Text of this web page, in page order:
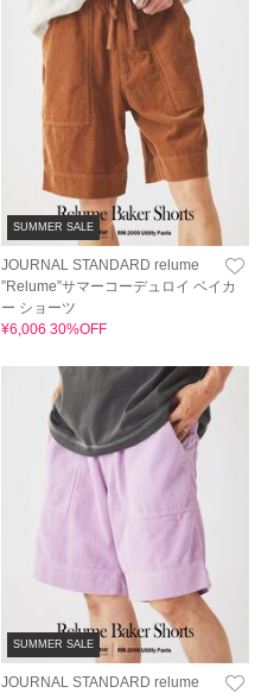
SUMMER SALE
JOURNAL STANDARD relume
”Relume”サマーコーデュロイ ベイカ
ー ショーツ
¥6,006 30%OFF
SUMMER SALE
JOURNAL STANDARD relume